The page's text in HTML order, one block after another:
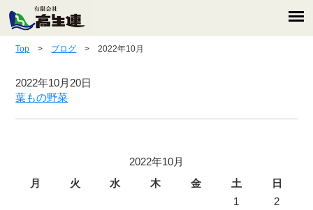
Top > ブログ > 2022年10月
2022年10月20日
葉もの野菜
2022年10月
月
火 水 木 金 土
日
1
2